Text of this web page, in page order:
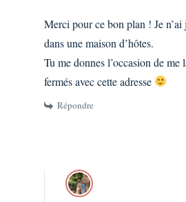
Merci pour ce bon plan ! Je n’ai
dans une maison d’hôtes.
Tu me donnes l’occasion de me
fermés avec cette adresse
Répondre